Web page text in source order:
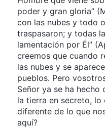
poder y gran gloria”
con las nubes y todo
traspasaron; y todas
lamentación por Él”
creemos que cuando
las nubes y se
pueblos. Pero
Señor ya se ha hecho
la tierra en secreto, lo
diferente de lo que
aquí?